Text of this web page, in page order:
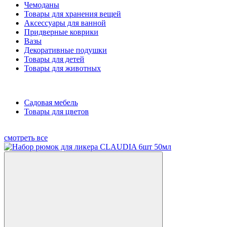
Чемоданы
Товары для хранения вещей
Аксессуары для ванной
Придверные коврики
Вазы
Декоративные подушки
Товары для детей
Товары для животных
Садовая мебель
Товары для цветов
смотреть все